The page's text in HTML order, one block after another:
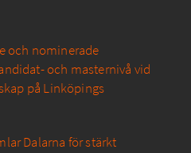
och nominerade
och masternivå vid
på Linköpings
Dalarna för stärkt